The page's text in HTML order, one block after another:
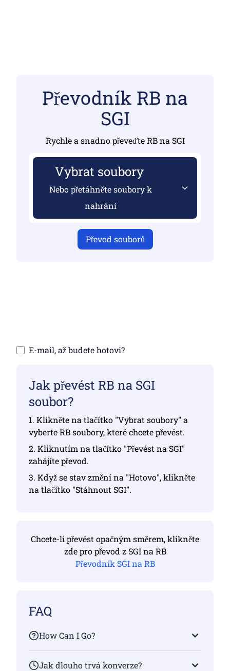
Převodník RB na
SGI
Rychle a snadno převeďte RB na SGI
Vybrat soubory
Nebo přetáhněte soubory k
nahrání
Převod souborů
E-mail, až budete hotovi?
Jak převést RB na SGI
soubor?
1. Klikněte na tlačítko "Vybrat soubory" a
vyberte RB soubory, které chcete převést.
2. Kliknutím na tlačítko "Převést na SGI"
zahájíte převod.
3. Když se stav změní na "Hotovo", klikněte
na tlačítko "Stáhnout SGI".
Chcete-li převést opačným směrem, klikněte
zde pro převod z SGI na RB
Převodník SGI na RB
FAQ
How Can I Go?
Jak dlouho trvá konverze?